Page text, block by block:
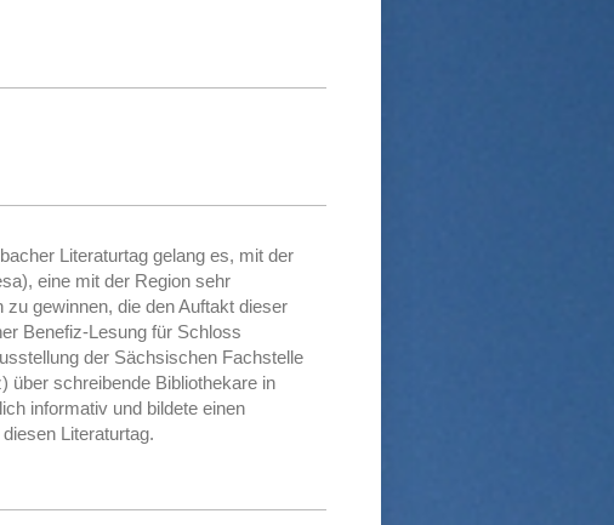
Literaturtag gelang es, mit der
eine mit der Region sehr
gewinnen, die den Auftakt dieser
Benefiz-Lesung für Schloss
der Sächsischen Fachstelle
über schreibende Bibliothekare in
informativ und bildete einen
Literaturtag.